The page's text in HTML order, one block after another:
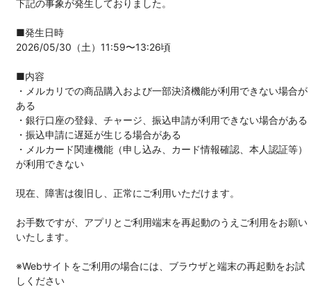
下記の事象が発生しておりました。
■発生日時
2026/05/30（土）11:59〜13:26頃
■内容
・メルカリでの商品購入および一部決済機能が利用できない場合が
ある
・銀行口座の登録、チャージ、振込申請が利用できない場合がある
・振込申請に遅延が生じる場合がある
・メルカード関連機能（申し込み、カード情報確認、本人認証等）
が利用できない
現在、障害は復旧し、正常にご利用いただけます。
お手数ですが、アプリとご利用端末を再起動のうえご利用をお願い
いたします。
※Webサイトをご利用の場合には、ブラウザと端末の再起動をお試
しください